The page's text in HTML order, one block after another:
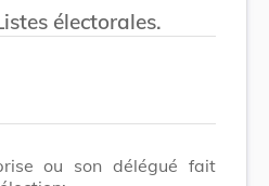
électorales.
ou son délégué fait